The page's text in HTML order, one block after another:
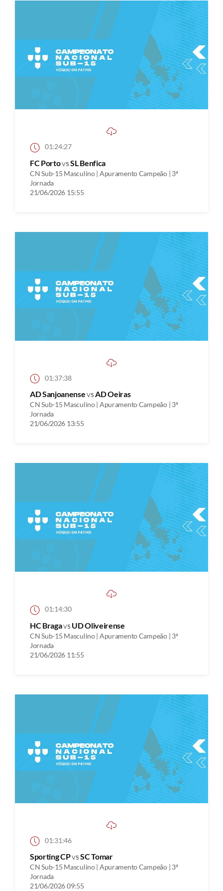
01:24:27
FC PortovsSL Benfica
CN Sub-15 Masculino | Apuramento Campeão | 3ª
Jornada
21/06/2026 15:55
01:37:38
AD SanjoanensevsAD Oeiras
CN Sub-15 Masculino | Apuramento Campeão | 3ª
Jornada
21/06/2026 13:55
01:14:30
HC Bragavs UD Oliveirense
CN Sub-15 Masculino | Apuramento Campeão | 3ª
Jornada
21/06/2026 11:55
01:31:46
Sporting CPvsSC Tomar
CN Sub-15 Masculino | Apuramento Campeão | 3ª
Jornada
21/06/2026 09:55